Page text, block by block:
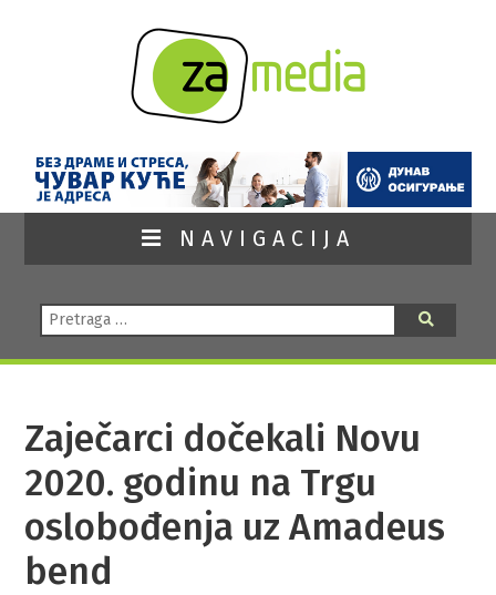
NAVIGACIJA
Pretraga:
Zaječarci dočekali Novu
2020. godinu na Trgu
oslobođenja uz Amadeus
bend